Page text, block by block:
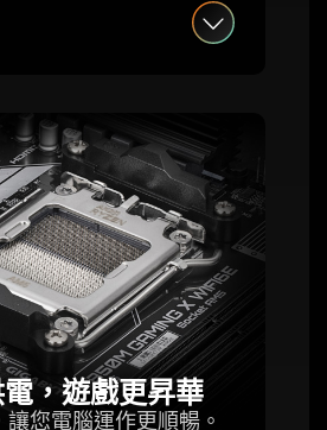
，遊戲更昇華
您電腦運作更順暢。